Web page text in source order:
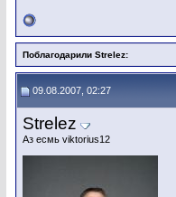
Поблагодарили Strelez:
09.08.2007, 02:27
Strelez
Аз есмь viktorius12